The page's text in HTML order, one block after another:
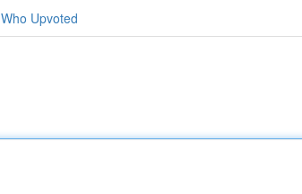
Who Upvoted